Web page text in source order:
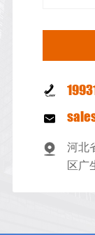
河北
区广